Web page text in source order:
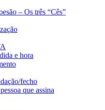
– Os três “Cês”
e hora
fecho
que assina